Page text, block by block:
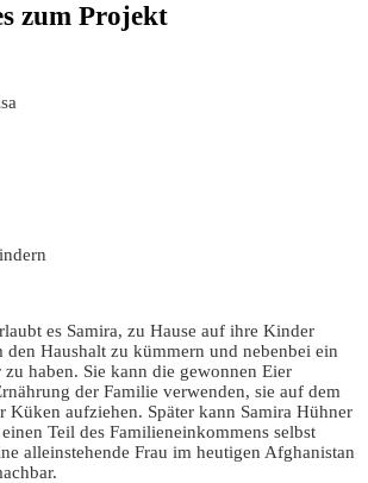
zum Projekt
es Samira, zu Hause auf ihre Kinder
den Haushalt zu kümmern und nebenbei ein
haben. Sie kann die gewonnen Eier
der Familie verwenden, sie auf dem
Küken aufziehen. Später kann Samira Hühner
Teil des Familieneinkommens selbst
alleinstehende Frau im heutigen Afghanistan